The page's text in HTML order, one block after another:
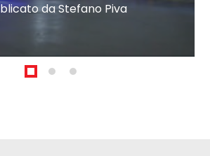
da Stefano Piva